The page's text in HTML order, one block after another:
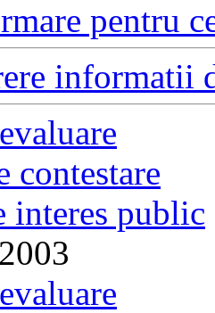
pentru
informatii
contestare
interes public